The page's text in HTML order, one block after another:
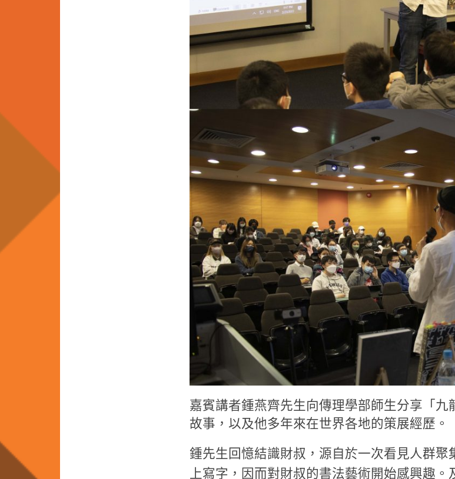
嘉賓講者鍾燕齊先生向傳理學部師生分享「九
故事，以及他多年來在世界各地的策展經歷。
鍾先生回憶結識財叔，源自於一次看見人群聚
上寫字，因而對財叔的書法藝術開始感興趣。